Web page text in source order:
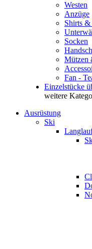
Westen
Anzüge
Shirts
Socken
Mützen
Fan -
Einzelstücke
weitere
Ausrüstung
Ski